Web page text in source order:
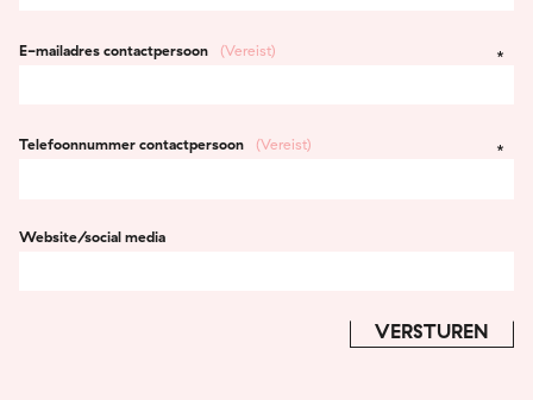
E-mailadres contactpersoon (Vereist)
Telefoonnummer contactpersoon (Vereist)
Website/social media